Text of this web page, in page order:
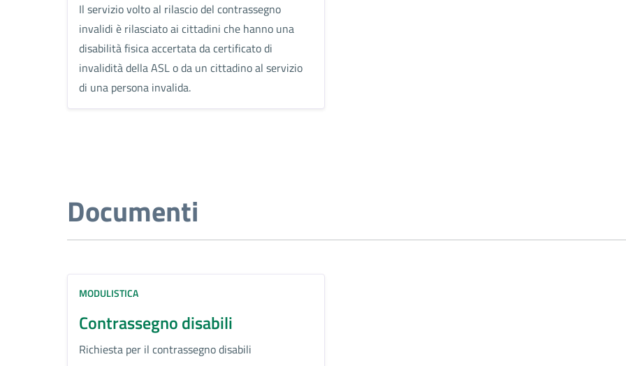
Il servizio volto al rilascio del contrassegno
invalidi è rilasciato ai cittadini che hanno una
disabilità fisica accertata da certificato di
invalidità della ASL o da un cittadino al servizio
di una persona invalida.
Documenti
MODULISTICA
Contrassegno disabili
Richiesta per il contrassegno disabili